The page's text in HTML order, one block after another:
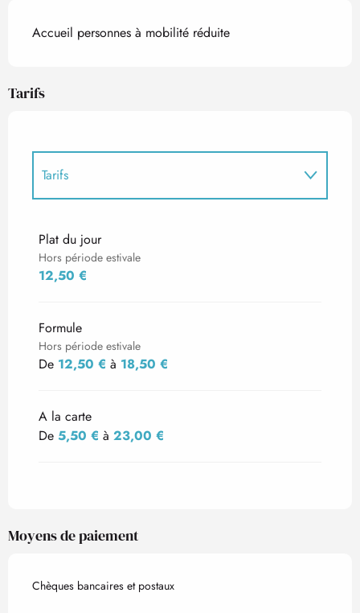
Accueil personnes à mobilité réduite
Tarifs
Tarifs
Plat du jour
Hors période estivale
12,50 €
Formule
Hors période estivale
De 12,50 € à 18,50 €
A la carte
De 5,50 € à 23,00 €
Moyens de paiement
Chèques bancaires et postaux